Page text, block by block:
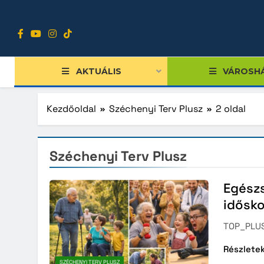
tartalomra
AKTUÁLIS
Kezdőoldal Széchenyi Terv Plusz 2 oldal
Széchenyi Terv Plusz
SZÉCHENYI TERV PLUSZ